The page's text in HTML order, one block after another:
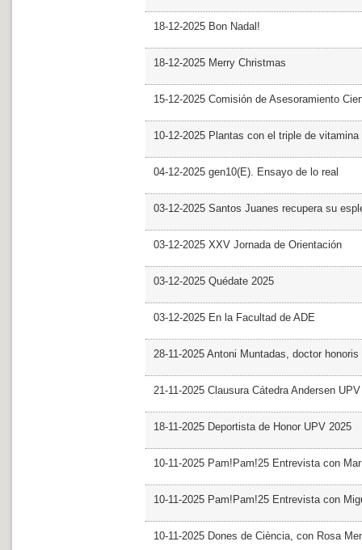
18-12-2025 Bon Nadal!
18-12-2025 Merry Christmas
15-12-2025 Comisión de Asesoramiento
10-12-2025 Plantas con el triple de vitamina
04-12-2025 gen10(E). Ensayo de lo real
03-12-2025 Santos Juanes recupera su
03-12-2025 XXV Jornada de Orientación
03-12-2025 Quédate 2025
03-12-2025 En la Facultad de ADE
28-11-2025 Antoni Muntadas, doctor
21-11-2025 Clausura Cátedra Andersen UPV
18-11-2025 Deportista de Honor UPV 2025
10-11-2025 Pam!Pam!25 Entrevista con
10-11-2025 Pam!Pam!25 Entrevista con
10-11-2025 Dones de Ciència, con Rosa